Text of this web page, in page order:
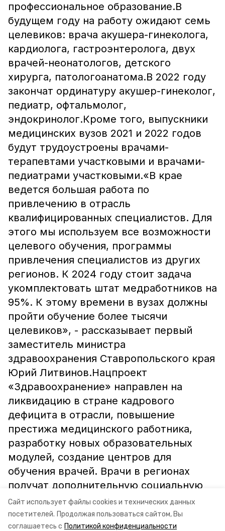
Сайт использует файлы cookies и технических данных
посетителей. Продолжая пользоваться сайтом, Вы
соглашаетесь с Политикой конфиденциальности
профессиональное образование.В
будущем году на работу ожидают семь
целевиков: врача акушера-гинеколога,
кардиолога, гастроэнтеролога, двух
врачей-неонатологов, детского
хирурга, патологоанатома.В 2022 году
закончат ординатуру акушер-гинеколог,
педиатр, офтальмолог,
эндокринолог.Кроме того, выпускники
медицинских вузов 2021 и 2022 годов
будут трудоустроены врачами-
терапевтами участковыми и врачами-
педиатрами участковыми.«В крае
ведется большая работа по
привлечению в отрасль
квалифицированных специалистов. Для
этого мы используем все возможности
целевого обучения, программы
привлечения специалистов из других
регионов. К 2024 году стоит задача
укомплектовать штат медработников на
95%. К этому времени в вузах должны
пройти обучение более тысячи
целевиков», - рассказывает первый
заместитель министра
здравоохранения Ставропольского края
Юрий Литвинов.Нацпроект
«Здравоохранение» направлен на
ликвидацию в стране кадрового
дефицита в отрасли, повышение
престижа медицинского работника,
разработку новых образовательных
модулей, создание центров для
обучения врачей. Врачи в регионах
получат дополнительную социальную
поддержку. Информация и фото:
минздрав СК